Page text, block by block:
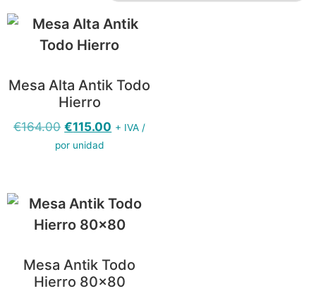
Mesa Alta Antik Todo
Hierro
€164.00 €115.00 + IVA /
por unidad
Mesa Antik Todo
Hierro 80×80